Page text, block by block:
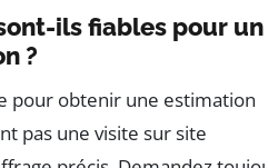
ils fiables pour un
?
pour obtenir une estimation
pas une visite sur site